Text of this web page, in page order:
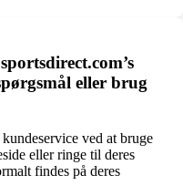
eller brug
ved at bruge
eller ringe til deres
findes på deres